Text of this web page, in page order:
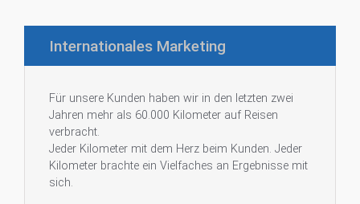
Internationales Marketing
Für unsere Kunden haben wir in den letzten zwei
Jahren mehr als 60.000 Kilometer auf Reisen
verbracht.
Jeder Kilometer mit dem Herz beim Kunden. Jeder
Kilometer brachte ein Vielfaches an Ergebnisse mit
sich.